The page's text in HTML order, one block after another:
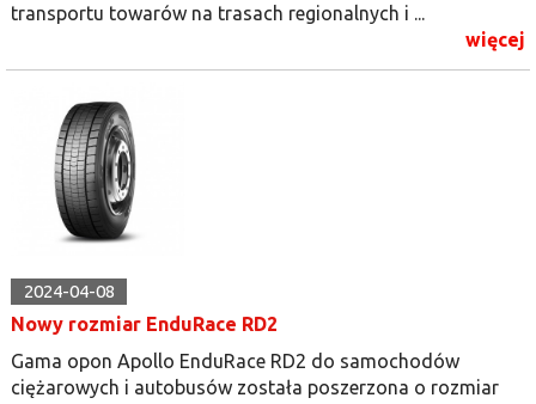
transportu towarów na trasach regionalnych i ...
więcej
2024-04-08
Nowy rozmiar EnduRace RD2
Gama opon Apollo EnduRace RD2 do samochodów
ciężarowych i autobusów została poszerzona o rozmiar